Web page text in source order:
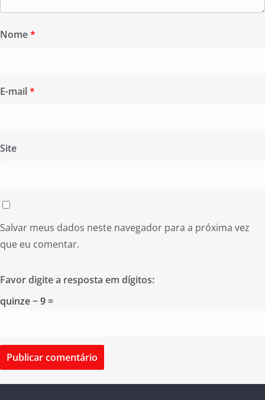
Nome*
E-mail*
Site
Salvar meus dados neste navegador para a próxima vez
que eu comentar.
Favor digite a resposta em dígitos:
quinze − 9 =